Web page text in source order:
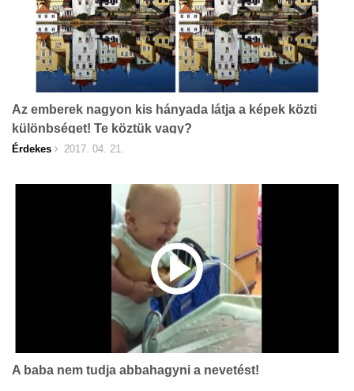
Az emberek nagyon kis hányada látja a képek közti
különbséget! Te köztük vagy?
Érdekes 2017. 04. 21.
A baba nem tudja abbahagyni a nevetést!